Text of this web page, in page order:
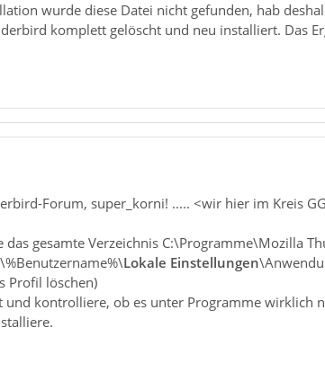
wurde diese Datei nicht gefunden, hab
komplett gelöscht und neu installiert. Das
Forum, super_korni! ..... <wir hier im Kreis
das gesamte Verzeichnis C:\Programme\Mozilla
Lokale Einstellungen
Profil löschen)
und kontrolliere, ob es unter Programme wirklich